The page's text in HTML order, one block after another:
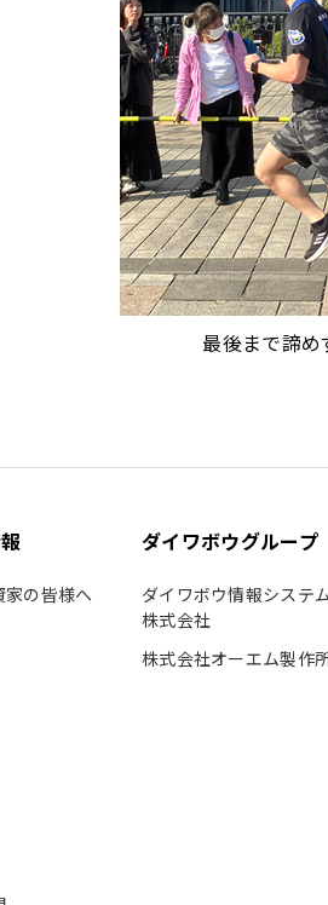
最後まで諦め
家の皆様へ
ダイワボウグループ
ダイワボウ情報システ
株式会社
株式会社オーエム製作